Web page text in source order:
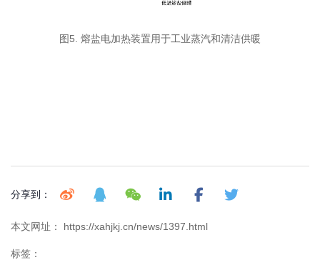
图5. 熔盐电加热装置用于工业蒸汽和清洁供暖
分享到：
本文网址： https://xahjkj.cn/news/1397.html
标签：